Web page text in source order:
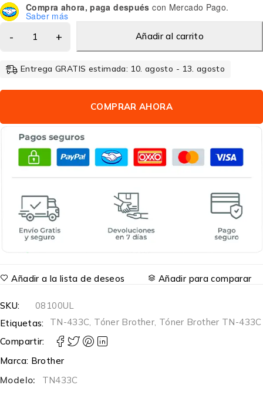
Compra ahora, paga después con Mercado Pago.
Saber más
Añadir al carrito
Entrega GRATIS estimada: 10. agosto - 13. agosto
COMPRAR AHORA
Añadir a la lista de deseos Añadir para comparar
SKU:
08100UL
Etiquetas:
TN-433C, Tóner Brother, Tóner Brother TN-433C
Compartir:
Marca: Brother
Modelo:
TN433C